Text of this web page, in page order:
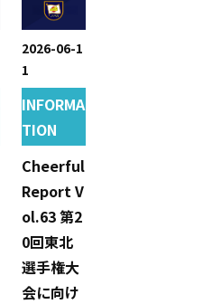
2026-06-1
1
INFORMA
TION
Cheerful
Report V
ol.63 第2
0回東北
選手権大
会に向け